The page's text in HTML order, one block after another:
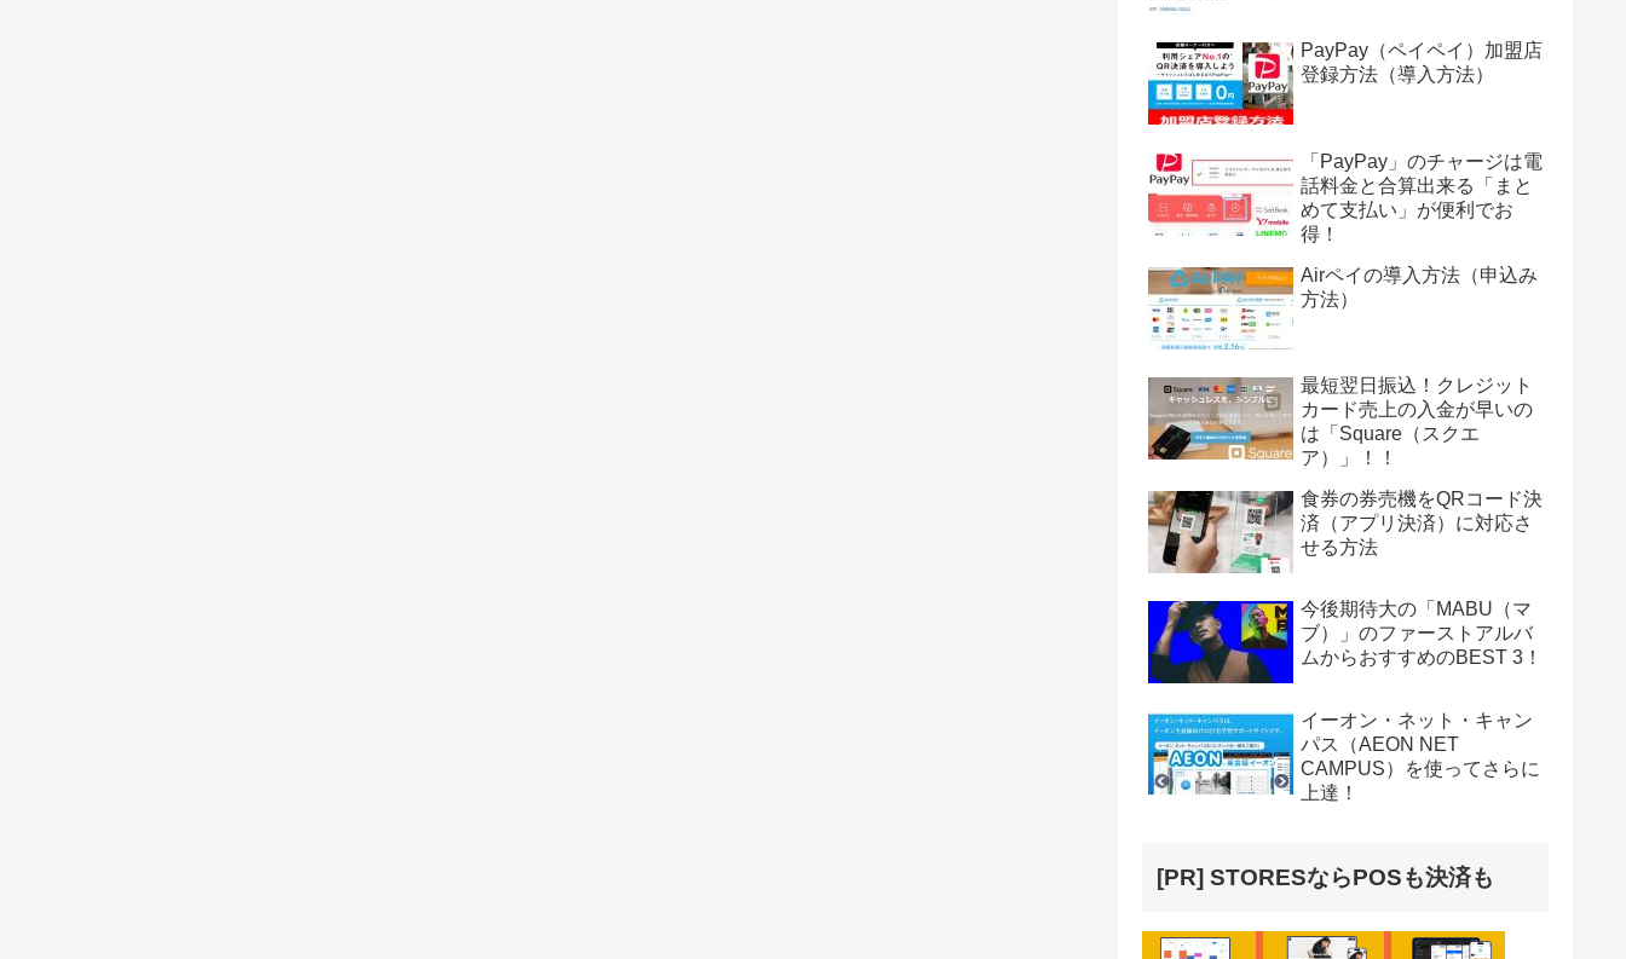
PayPay（ペイペイ）加盟店
登録方法（導入方法）
「PayPay」のチャージは電
話料金と合算出来る「まと
めて支払い」が便利でお
得！
Airペイの導入方法（申込み
方法）
最短翌日振込！クレジット
カード売上の入金が早いの
は「Square（スクエ
ア）」！！
食券の券売機をQRコード決
済（アプリ決済）に対応さ
せる方法
今後期待大の「MABU（マ
ブ）」のファーストアルバ
ムからおすすめのBEST 3！
イーオン・ネット・キャン
パス（AEON NET
CAMPUS）を使ってさらに
上達！
[PR] STORESならPOSも決済も